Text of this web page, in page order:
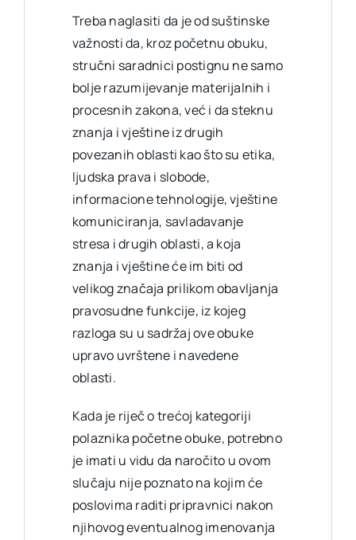
Treba naglasiti da je od suštinske
važnosti da, kroz početnu obuku,
stručni saradnici postignu ne samo
bolje razumijevanje materijalnih i
procesnih zakona, već i da steknu
znanja i vještine iz drugih
povezanih oblasti kao što su etika,
ljudska prava i slobode,
informacione tehnologije, vještine
komuniciranja, savladavanje
stresa i drugih oblasti, a koja
znanja i vještine će im biti od
velikog značaja prilikom obavljanja
pravosudne funkcije, iz kojeg
razloga su u sadržaj ove obuke
upravo uvrštene i navedene
oblasti.
Kada je riječ o trećoj kategoriji
polaznika početne obuke, potrebno
je imati u vidu da naročito u ovom
slučaju nije poznato na kojim će
poslovima raditi pripravnici nakon
njihovog eventualnog imenovanja